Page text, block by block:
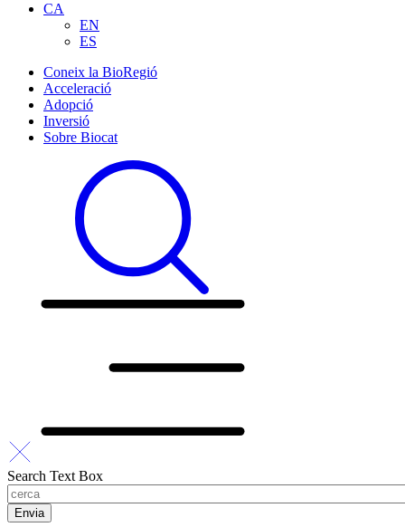
CA
EN
ES
Coneix la BioRegió
Acceleració
Adopció
Inversió
Sobre Biocat
Search Text Box